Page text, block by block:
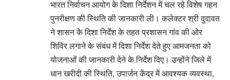
भारत निर्वाचन आयोग के दिशा निर्देशन में चल रहे विशेष गहन
पुनरीक्षण की स्थिति की जानकारी ली। कलेक्टर श्री दुदावत
ने शासन के दिशा निर्देश के तहत प्रशासन गांव की ओर
शिविर लगाने के संबंध में दिशा निर्देश देते हुए आमजनता को
योजनाओं की जानकारी देने के निर्देश दिए। उन्होंने जिले में
धान खरीदी की स्थिति, उपार्जन केंद्र में आवश्यक व्यवस्था,